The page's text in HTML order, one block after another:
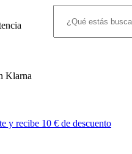
Klarna
y recibe 10 € de descuento